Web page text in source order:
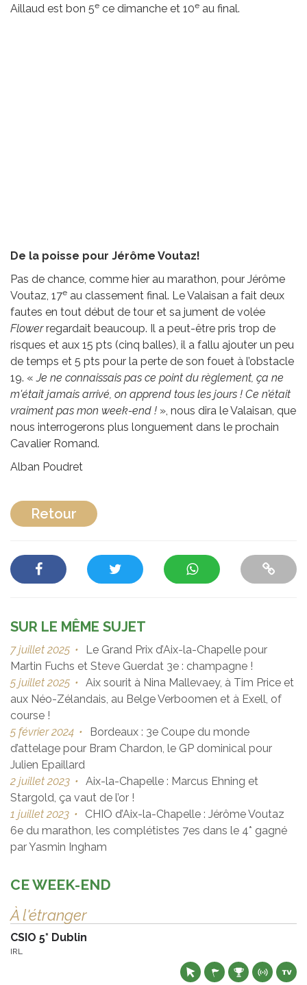
Aillaud est bon 5e ce dimanche et 10e au final.
De la poisse pour Jérôme Voutaz!
Pas de chance, comme hier au marathon, pour Jérôme
Voutaz, 17e au classement final. Le Valaisan a fait deux
fautes en tout début de tour et sa jument de volée
Flowerregardait beaucoup. Il a peut-être pris trop de
risques et aux 15 pts (cinq balles), il a fallu ajouter un peu
de temps et 5 pts pour la perte de son fouet à l’obstacle
19. « Je ne connaissais pas ce point du règlement, ça ne
m'était jamais arrivé, on apprend tous les jours ! Ce n’était
vraiment pas mon week-end ! », nous dira le Valaisan, que
nous interrogerons plus longuement dans le prochain
Cavalier Romand.
Alban Poudret
Retour
SUR LE MÊME SUJET
7 juillet 2025 •
Le Grand Prix d’Aix-la-Chapelle pour
Martin Fuchs et Steve Guerdat 3e : champagne !
5 juillet 2025 • Aix sourit à Nina Mallevaey, à Tim Price et
aux Néo-Zélandais, au Belge Verboomen et à Exell, of
course !
5 février 2024 •
Bordeaux : 3e Coupe du monde
d’attelage pour Bram Chardon, le GP dominical pour
Julien Epaillard
2 juillet 2023 • Aix-la-Chapelle : Marcus Ehning et
Stargold, ça vaut de l’or !
1 juillet 2023 •
CHIO d’Aix-la-Chapelle : Jérôme Voutaz
6e du marathon, les complétistes 7es dans le 4* gagné
par Yasmin Ingham
CE WEEK-END
À l'étranger
CSIO 5* Dublin
IRL